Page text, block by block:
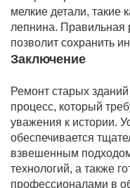
мелкие детали, такие
лепнина. Правильная
позволит сохранить
Заключение
Ремонт старых
процесс, который
уважения к истории.
обеспечивается
взвешенным
технологий, а также
профессионалами в